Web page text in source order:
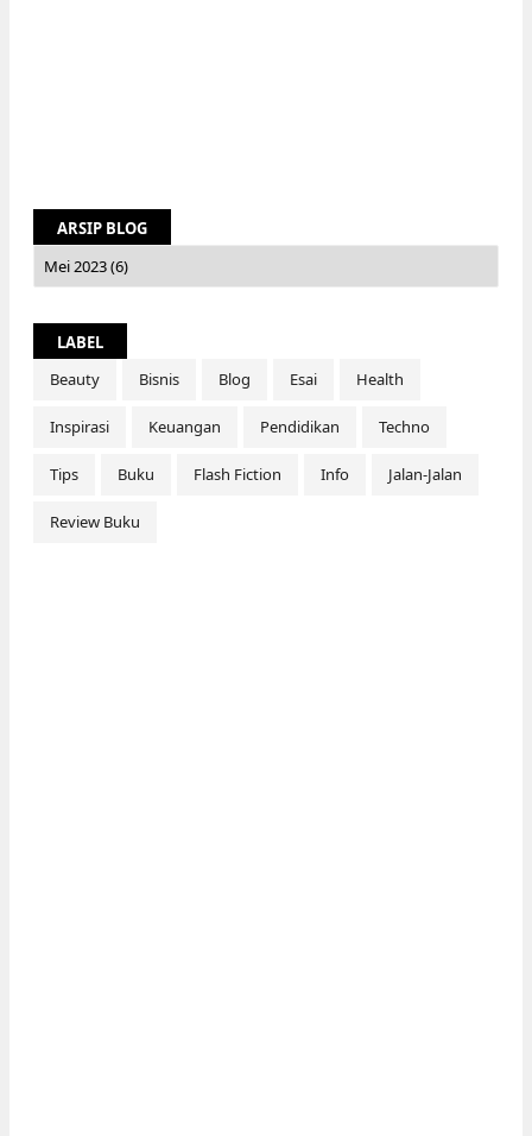
ARSIP BLOG
LABEL
Beauty
Bisnis Blog Esai Health
Inspirasi Keuangan Pendidikan Techno
Tips Buku Flash Fiction Info Jalan-Jalan
Review Buku